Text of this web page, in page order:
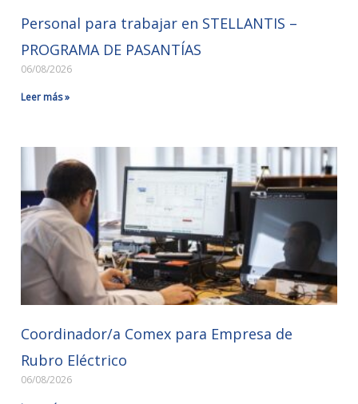
Personal para trabajar en STELLANTIS –
PROGRAMA DE PASANTÍAS
06/08/2026
Leer más »
Coordinador/a Comex para Empresa de
Rubro Eléctrico
06/08/2026